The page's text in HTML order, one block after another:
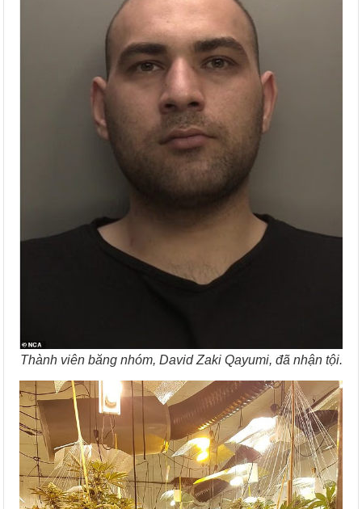
Thành viên băng nhóm, David Zaki Qayumi, đã nhận tội.